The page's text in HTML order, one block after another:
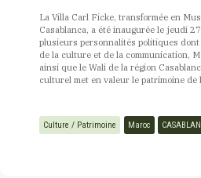
La Villa Carl Ficke, transformée en
Casablanca, a été inaugurée le jeudi
plusieurs personnalités politiques
de la culture et de la communication,
ainsi que le Wali de la région
culturel met en valeur le patrimoine de
Culture / Patrimoine Maroc